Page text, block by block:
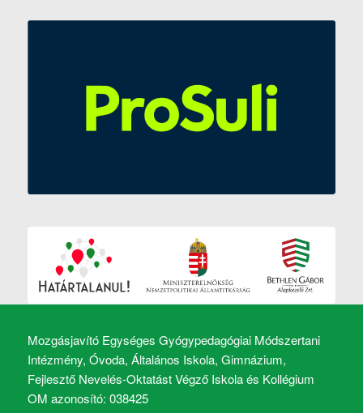
Mozgásjavító Egységes Gyógypedagógiai Módszertani
Intézmény, Óvoda, Általános Iskola, Gimnázium,
Fejlesztő Nevelés-Oktatást Végző Iskola és Kollégium
OM azonosító: 038425